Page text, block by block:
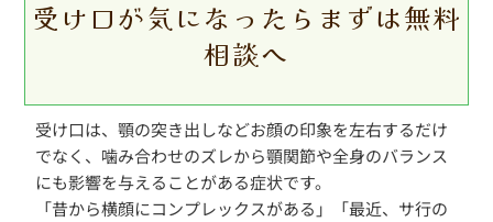
受け口が気になったらまずは無料
相談へ
受け口は、顎の突き出しなどお顔の印象を左右するだけ
でなく、噛み合わせのズレから顎関節や全身のバランス
にも影響を与えることがある症状です。
「昔から横顔にコンプレックスがある」「最近、サ行の